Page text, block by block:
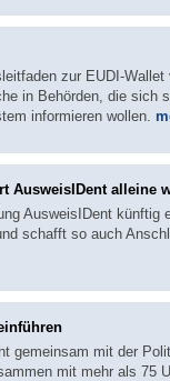
zur EUDI-
in Behörden, die sich
informieren wollen.
AusweisIDent alleine
AusweisIDent künftig
schafft so auch
gemeinsam mit der
mit mehr als 75